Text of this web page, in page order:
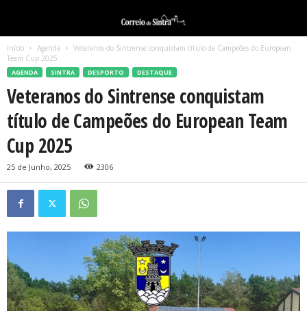
Início Agenda
Veteranos do Sintrense conquistam título de Campeões do European
Team Cup 2025
AGENDA SINTRA DESPORTO DESTAQUE
Veteranos do Sintrense conquistam
título de Campeões do European Team
Cup 2025
25 de Junho, 2025 2306